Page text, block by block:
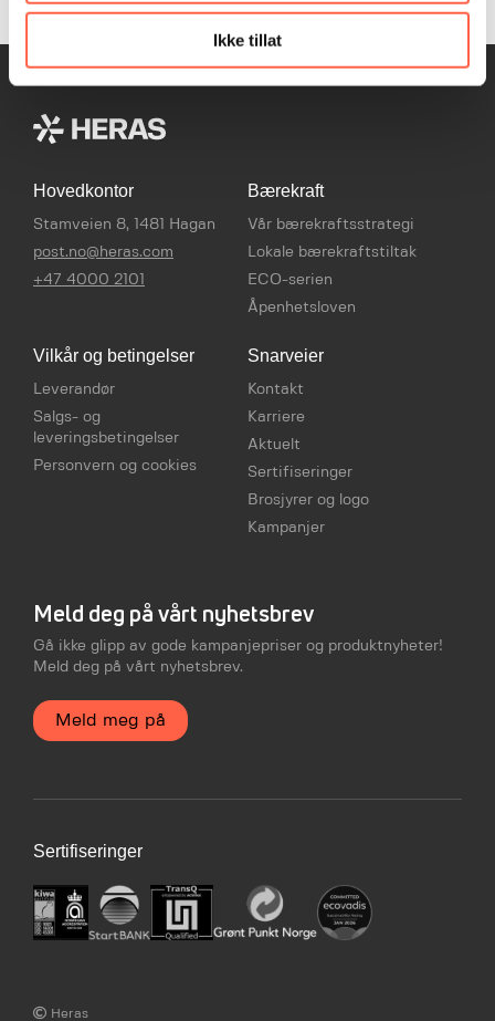
Ikke tillat
Hovedkontor
Stamveien 8, 1481 Hagan
post.no@heras.com
+47 4000 2101
Bærekraft
Vår bærekraftsstrategi
Lokale bærekraftstiltak
ECO-serien
Åpenhetsloven
Vilkår og betingelser
Leverandør
Salgs- og
leveringsbetingelser
Personvern og cookies
Snarveier
Kontakt
Karriere
Aktuelt
Sertifiseringer
Brosjyrer og logo
Kampanjer
Meld deg på vårt nyhetsbrev
Gå ikke glipp av gode kampanjepriser og produktnyheter!
Meld deg på vårt nyhetsbrev.
Meld meg på
Sertifiseringer
Heras